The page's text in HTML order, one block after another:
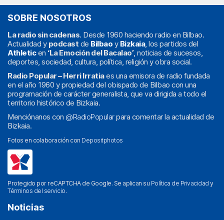
SOBRE NOSOTROS
La radio sin cadenas. Desde 1960 haciendo radio en Bilbao.
Actualidad y podcast de Bilbao y Bizkaia, los partidos del
Athleticen ‘La Emoción del Bacalao’, noticias de sucesos,
deportes, sociedad, cultura, política, religión y obra social.
Radio Popular – Herri Irratiaes una emisora de radio fundada
en el año 1960 y propiedad del obispado de Bilbao con una
programación de carácter generalista, que va dirigida a todo el
territorio histórico de Bizkaia.
Menciónanos con @RadioPopularpara comentar la actualidad de
Bizkaia.
Fotos en colaboración con Depositphotos
Protegido por reCAPTCHA de Google. Se aplican su Política de Privacidad y
Términos del servicio.
Noticias